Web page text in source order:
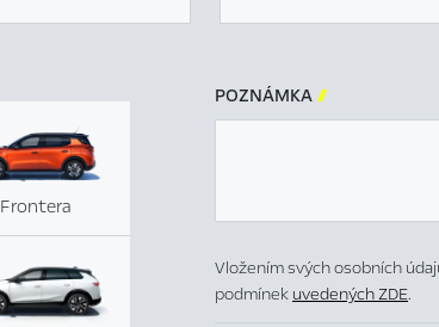
Frontera
POZNÁMKA 
Vložením svých osobních
podmínek uvedených ZDE.